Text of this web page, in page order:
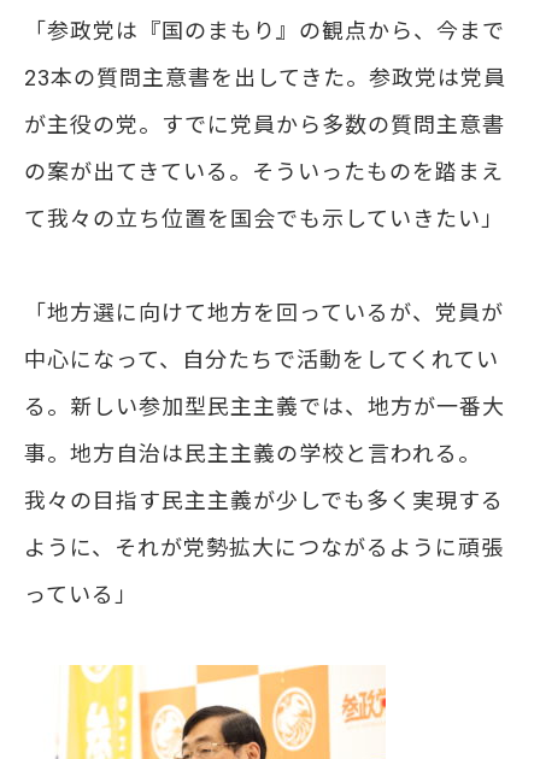
「参政党は『国のまもり』の観点から、今まで
23本の質問主意書を出してきた。参政党は党員
が主役の党。すでに党員から多数の質問主意書
の案が出てきている。そういったものを踏まえ
て我々の立ち位置を国会でも示していきたい」
「地方選に向けて地方を回っているが、党員が
中心になって、自分たちで活動をしてくれてい
る。新しい参加型民主主義では、地方が一番大
事。地方自治は民主主義の学校と言われる。
我々の目指す民主主義が少しでも多く実現する
ように、それが党勢拡大につながるように頑張
っている」